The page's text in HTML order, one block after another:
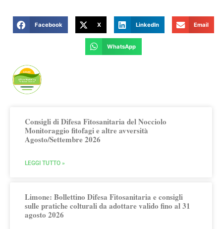
Facebook X LinkedIn Email
WhatsApp
Consigli di Difesa Fitosanitaria del Nocciolo
Monitoraggio fitofagi e altre avversità
Agosto/Settembre 2026
LEGGI TUTTO »
Limone: Bollettino Difesa Fitosanitaria e consigli
sulle pratiche colturali da adottare valido fino al 31
agosto 2026